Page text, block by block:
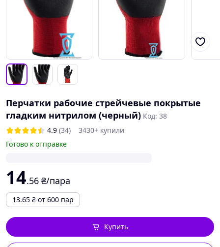
Перчатки рабочие стрейчевые покрытые
гладким нитрилом (черный) Код: 38
4.9 (34)
3430+ купили
Готово к отправке
14.56 ₴/пара
13.65 ₴ от 600 пар
Купить